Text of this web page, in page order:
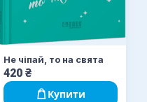
Не чіпай, то на свята
420 ₴
Купити